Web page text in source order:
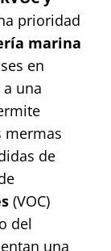
prioridad
marina
en
una
mermas
de
(VOC)
del
una